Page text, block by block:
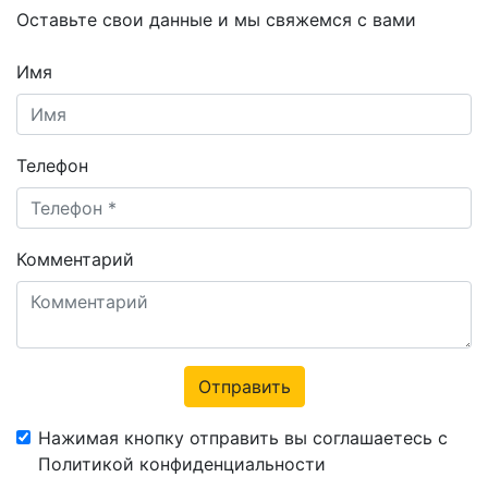
Оставьте свои данные и мы свяжемся с вами
Имя
Телефон
Комментарий
Отправить
Нажимая кнопку отправить вы соглашаетесь с
Политикой конфиденциальности